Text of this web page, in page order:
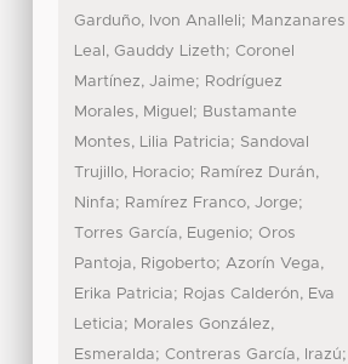
Garduño, Ivon Analleli; Manzanares
Leal, Gauddy Lizeth; Coronel
Martínez, Jaime; Rodríguez
Morales, Miguel ; Bustamante
Montes, Lilia Patricia; Sandoval
Trujillo, Horacio; Ramírez Durán,
Ninfa; Ramírez Franco, Jorge;
Torres García, Eugenio; Oros
Pantoja, Rigoberto; Azorín Vega,
Erika Patricia; Rojas Calderón, Eva
Leticia; Morales González,
Esmeralda; Contreras García, Irazú;